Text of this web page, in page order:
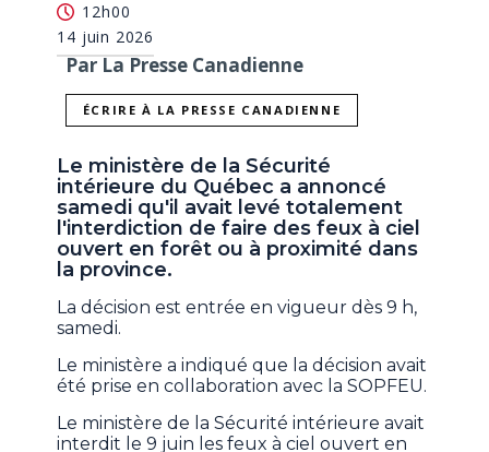
12h00
14 juin 2026
Par La Presse Canadienne
ÉCRIRE À LA PRESSE CANADIENNE
Le ministère de la Sécurité
intérieure du Québec a annoncé
samedi qu'il avait levé totalement
l'interdiction de faire des feux à ciel
ouvert en forêt ou à proximité dans
la province.
La décision est entrée en vigueur dès 9 h,
samedi.
Le ministère a indiqué que la décision avait
été prise en collaboration avec la SOPFEU.
Le ministère de la Sécurité intérieure avait
interdit le 9 juin les feux à ciel ouvert en